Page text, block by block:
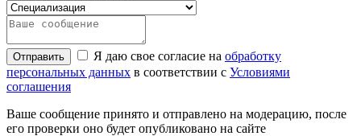
Отправить Я даю свое согласие на обработку
персональных данных в соответствии с Условиями
соглашения
Ваше сообщение принято и отправлено на модерацию, после
его проверки оно будет опубликовано на сайте